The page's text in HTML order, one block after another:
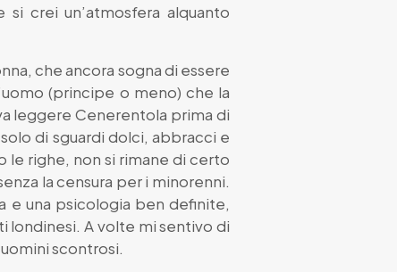
crei un’atmosfera alquanto
che ancora sogna di essere
(principe o meno) che la
leggere Cenerentola prima di
di sguardi dolci, abbracci e
le righe, non si rimane di certo
la censura per i minorenni.
e una psicologia ben definite,
londinesi. A volte mi sentivo di
scontrosi.